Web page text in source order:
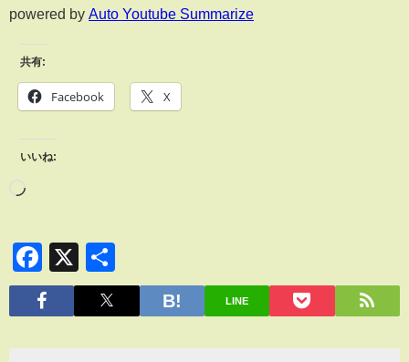
powered by Auto Youtube Summarize
共有:
Facebook X
いいね:
Facebook
X
有
LINE